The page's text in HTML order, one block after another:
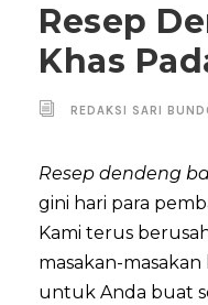
Resep
Khas
REDAKSI SARI
Resep dendeng
gini hari para
Kami terus
masakan-
untuk Anda buat